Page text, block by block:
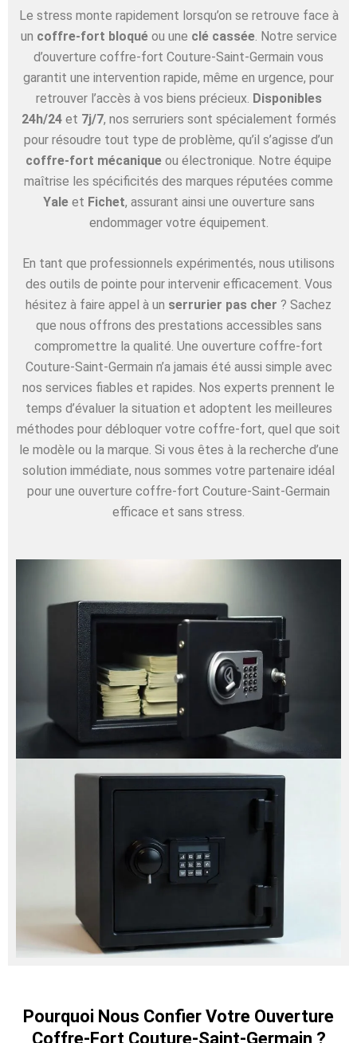
Le stress monte rapidement lorsqu’on se retrouve face à
un coffre-fort bloquéou une clé cassée. Notre service
d’ouverture coffre-fort Couture-Saint-Germain vous
garantit une intervention rapide, même en urgence, pour
retrouver l’accès à vos biens précieux. Disponibles
24h/24et 7j/7, nos serruriers sont spécialement formés
pour résoudre tout type de problème, qu’il s’agisse d’un
coffre-fort mécanique ou électronique. Notre équipe
maîtrise les spécificités des marques réputées comme
Yaleet Fichet, assurant ainsi une ouverture sans
endommager votre équipement.
En tant que professionnels expérimentés, nous utilisons
des outils de pointe pour intervenir efficacement. Vous
hésitez à faire appel à un serrurier pas cher ? Sachez
que nous offrons des prestations accessibles sans
compromettre la qualité. Une ouverture coffre-fort
Couture-Saint-Germain n’a jamais été aussi simple avec
nos services fiables et rapides. Nos experts prennent le
temps d’évaluer la situation et adoptent les meilleures
méthodes pour débloquer votre coffre-fort, quel que soit
le modèle ou la marque. Si vous êtes à la recherche d’une
solution immédiate, nous sommes votre partenaire idéal
pour une ouverture coffre-fort Couture-Saint-Germain
efficace et sans stress.
Pourquoi Nous Confier Votre Ouverture
Coffre-Fort Couture-Saint-Germain ?